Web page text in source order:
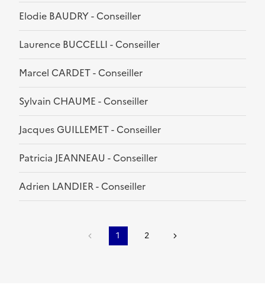
Elodie BAUDRY - Conseiller
Laurence BUCCELLI - Conseiller
Marcel CARDET - Conseiller
Sylvain CHAUME - Conseiller
Jacques GUILLEMET - Conseiller
Patricia JEANNEAU - Conseiller
Adrien LANDIER - Conseiller
1 2